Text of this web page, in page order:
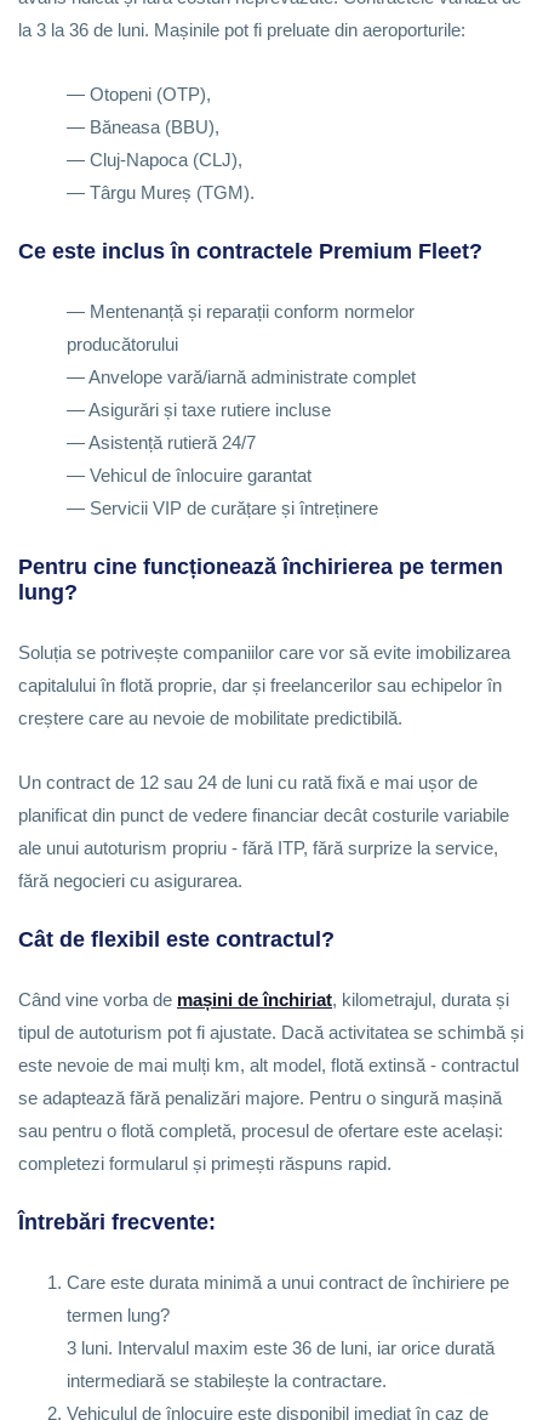
la 3 la 36 de luni. Mașinile pot fi preluate din aeroporturile:
— Otopeni (OTP),
— Băneasa (BBU),
— Cluj-Napoca (CLJ),
— Târgu Mureș (TGM).
Ce este inclus în contractele Premium Fleet?
— Mentenanță și reparații conform normelor
producătorului
— Anvelope vară/iarnă administrate complet
— Asigurări și taxe rutiere incluse
— Asistență rutieră 24/7
— Vehicul de înlocuire garantat
— Servicii VIP de curățare și întreținere
Pentru cine funcționează închirierea pe termen
lung?
Soluția se potrivește companiilor care vor să evite imobilizarea
capitalului în flotă proprie, dar și freelancerilor sau echipelor în
creștere care au nevoie de mobilitate predictibilă.
Un contract de 12 sau 24 de luni cu rată fixă e mai ușor de
planificat din punct de vedere financiar decât costurile variabile
ale unui autoturism propriu - fără ITP, fără surprize la service,
fără negocieri cu asigurarea.
Cât de flexibil este contractul?
Când vine vorba de mașini de închiriat, kilometrajul, durata și
tipul de autoturism pot fi ajustate. Dacă activitatea se schimbă și
este nevoie de mai mulți km, alt model, flotă extinsă - contractul
se adaptează fără penalizări majore. Pentru o singură mașină
sau pentru o flotă completă, procesul de ofertare este același:
completezi formularul și primești răspuns rapid.
Întrebări frecvente:
Care este durata minimă a unui contract de închiriere pe
termen lung?
3 luni. Intervalul maxim este 36 de luni, iar orice durată
intermediară se stabilește la contractare.
Vehiculul de înlocuire este disponibil imediat în caz de